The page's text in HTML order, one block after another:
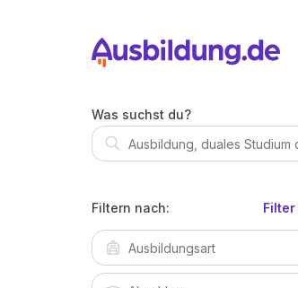
Was suchst du?
Filtern nach: